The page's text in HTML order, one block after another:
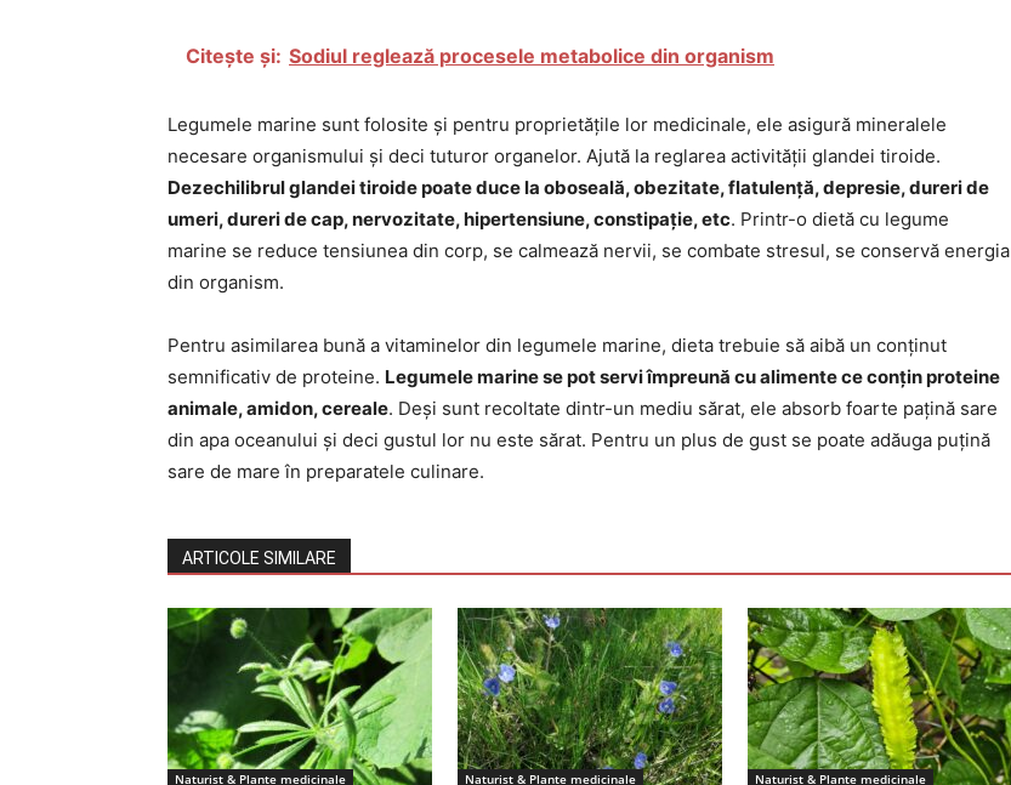
Citește și: Sodiul reglează procesele metabolice din organism
Legumele marine sunt folosite și pentru proprietățile lor medicinale, ele asigură mineralele
necesare organismului și deci tuturor organelor. Ajută la reglarea activității glandei tiroide.
Dezechilibrul glandei tiroide poate duce la oboseală, obezitate, flatulență, depresie, dureri de
umeri, dureri de cap, nervozitate, hipertensiune, constipație, etc. Printr-o dietă cu legume
marine se reduce tensiunea din corp, se calmează nervii, se combate stresul, se conservă energia
din organism.
Pentru asimilarea bună a vitaminelor din legumele marine, dieta trebuie să aibă un conținut
semnificativ de proteine. Legumele marine se pot servi împreună cu alimente ce conțin proteine
animale, amidon, cereale. Deși sunt recoltate dintr-un mediu sărat, ele absorb foarte pațină sare
din apa oceanului și deci gustul lor nu este sărat. Pentru un plus de gust se poate adăuga puțină
sare de mare în preparatele culinare.
ARTICOLE SIMILARE
Naturist & Plante medicinale Naturist & Plante medicinale Naturist & Plante medicinale